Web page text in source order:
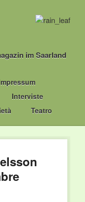
im Saarland
Interviste
Teatro